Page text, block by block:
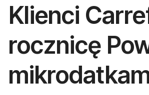
Klienci
rocznicę